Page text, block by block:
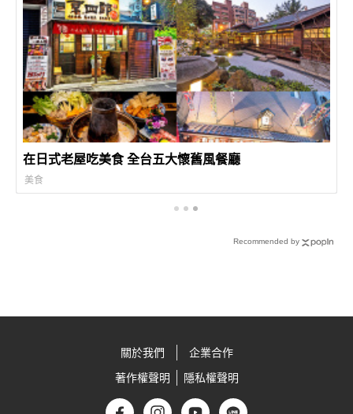
在日式老屋吃美食 全台五大懷舊風餐廳
美食
Recommended by
關於我們
企業合作
著作權聲明
隱私權聲明